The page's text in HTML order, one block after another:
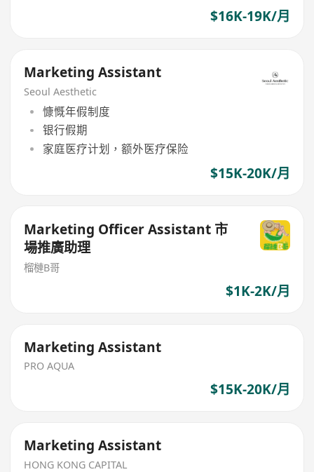
$16K-19K/月
Marketing Assistant
Seoul Aesthetic
慷慨年假制度
银行假期
家庭医疗计划，额外医疗保险
$15K-20K/月
Marketing Officer Assistant 市
場推廣助理
榴槤B哥
$1K-2K/月
Marketing Assistant
PRO AQUA
$15K-20K/月
Marketing Assistant
HONG KONG CAPITAL